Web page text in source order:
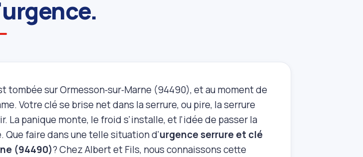
tombée sur Ormesson‑sur‑Marne (94490), et au moment de
Votre clé se brise net dans la serrure, ou pire, la serrure
La panique monte, le froid s'installe, et l'idée de passer la
faire dans une telle situation d'urgence serrure et clé
(94490)? Chez Albert et Fils, nous connaissons cette